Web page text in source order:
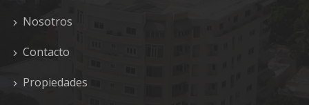
Nosotros
Contacto
Propiedades